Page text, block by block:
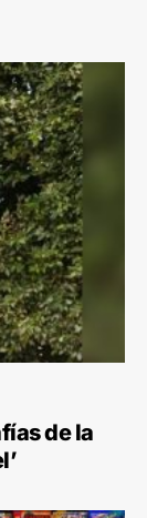
de la